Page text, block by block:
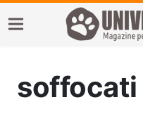
soffocati